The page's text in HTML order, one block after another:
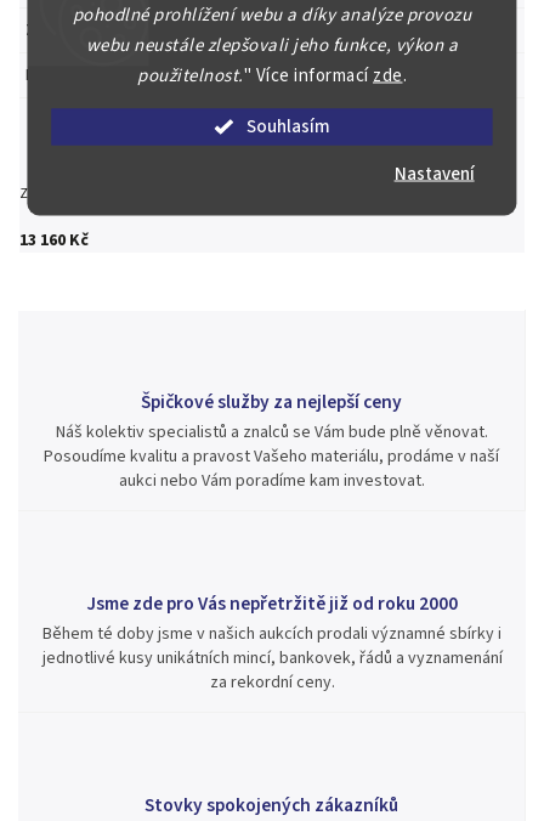
pohodlné prohlížení webu a díky analýze provozu
webu neustále zlepšovali jeho funkce, výkon a
použitelnost." Více informacízde.
Souhlasím
Nastavení
13 160 Kč
Země původu
Francie
Položka byla vyprodána…
Zeptat se
Špičkové služby za nejlepší ceny
Náš kolektiv specialistů a znalců se Vám bude plně věnovat.
Posoudíme kvalitu a pravost Vašeho materiálu, prodáme v naší
aukci nebo Vám poradíme kam investovat.
Jsme zde pro Vás nepřetržitě již od roku 2000
Během té doby jsme v našich aukcích prodali významné sbírky i
jednotlivé kusy unikátních mincí, bankovek, řádů a vyznamenání
za rekordní ceny.
Stovky spokojených zákazníků